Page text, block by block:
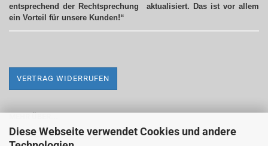
Diese Webseite verwendet Cookies und andere
entsprechend der Rechtsprechung aktualisiert. Das ist vor allem
ein Vorteil für unsere Kunden!“
VERTRAG WIDERRUFEN
Impressum